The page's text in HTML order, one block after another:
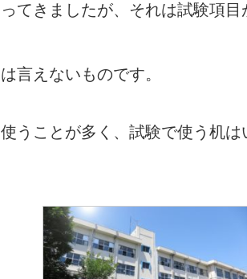
てきましたが、それは試験項
言えないものです。
うことが多く、試験で使う机